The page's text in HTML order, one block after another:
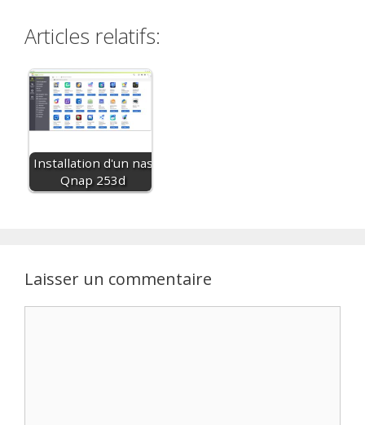
Articles relatifs:
Installation d'un nas
Qnap 253d
Laisser un commentaire